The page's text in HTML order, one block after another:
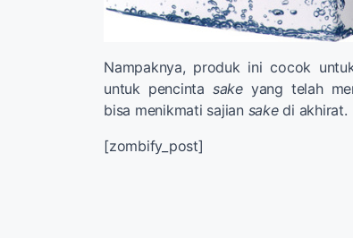
Nampaknya, produk ini cocok
untuk pencinta sakeyang telah
bisa menikmati sajian sakedi akhirat.
[zombify_post]